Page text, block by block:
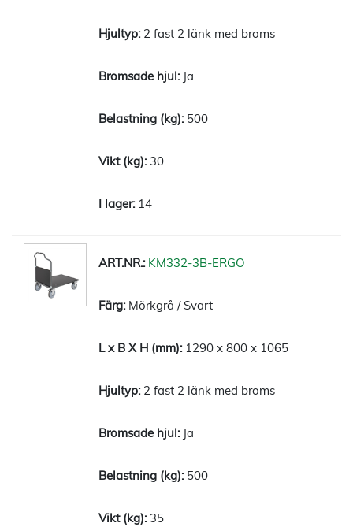
2 fast 2 länk med broms
Ja
500
30
14
KM332-3B-ERGO
Mörkgrå / Svart
1290 x 800 x 1065
2 fast 2 länk med broms
Ja
500
35